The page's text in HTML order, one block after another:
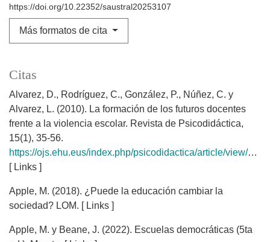
https://doi.org/10.22352/saustral20253107
Más formatos de cita
Citas
Alvarez, D., Rodríguez, C., González, P., Núñez, C. y
Alvarez, L. (2010). La formación de los futuros docentes
frente a la violencia escolar. Revista de Psicodidáctica,
15(1), 35-56.
https://ojs.ehu.eus/index.php/psicodidactica/article/view/733
[ Links ]
Apple, M. (2018). ¿Puede la educación cambiar la
sociedad? LOM. [ Links ]
Apple, M. y Beane, J. (2022). Escuelas democráticas (5ta